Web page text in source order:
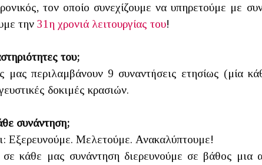
τον οποίο συνεχίζουμε να υπηρετούμε με
την 31η χρονιά λειτουργίας του!
του;
μας περιλαμβάνουν 9 συναντήσεις ετησίως (μία
δοκιμές κρασιών.
συνάντηση;
Εξερευνούμε. Μελετούμε. Ανακαλύπτουμε!
κάθε μας συνάντηση διερευνούμε σε βάθος μια